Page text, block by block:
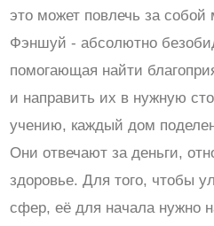
это может повлечь за собой
Фэншуй - абсолютно
помогающая найти
и направить их в нужную
учению, каждый дом
Они отвечают за деньги,
здоровье. Для того, чтобы
сфер, её для начала нужно